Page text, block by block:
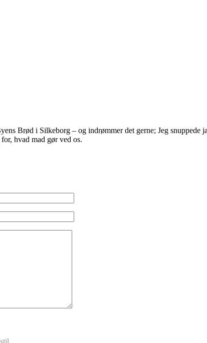
Brød i Silkeborg – og indrømmer det gerne; Jeg
hvad mad gør ved os.